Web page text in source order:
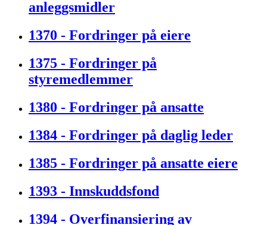
anleggsmidler
1370 - Fordringer på eiere
1375 - Fordringer på
styremedlemmer
1380 - Fordringer på ansatte
1384 - Fordringer på daglig leder
1385 - Fordringer på ansatte eiere
1393 - Innskuddsfond
1394 - Overfinansiering av